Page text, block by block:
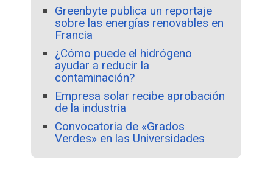
Greenbyte publica un reportaje
sobre las energías renovables en
Francia
¿Cómo puede el hidrógeno
ayudar a reducir la
contaminación?
Empresa solar recibe aprobación
de la industria
Convocatoria de «Grados
Verdes» en las Universidades